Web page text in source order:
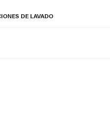
DE LAVADO